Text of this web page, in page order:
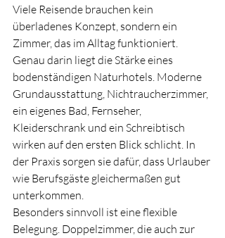
Viele Reisende brauchen kein
überladenes Konzept, sondern ein
Zimmer, das im Alltag funktioniert.
Genau darin liegt die Stärke eines
bodenständigen Naturhotels. Moderne
Grundausstattung, Nichtraucherzimmer,
ein eigenes Bad, Fernseher,
Kleiderschrank und ein Schreibtisch
wirken auf den ersten Blick schlicht. In
der Praxis sorgen sie dafür, dass Urlauber
wie Berufsgäste gleichermaßen gut
unterkommen.
Besonders sinnvoll ist eine flexible
Belegung. Doppelzimmer, die auch zur